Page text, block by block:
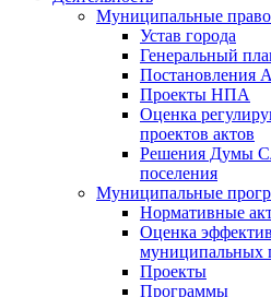
Муниципальные
Устав города
Генеральный
Постановления
Проекты НПА
Оценка
проектов актов
Решения Думы
поселения
Муниципальные
Нормативные
Оценка
муниципальных
Проекты
Программы